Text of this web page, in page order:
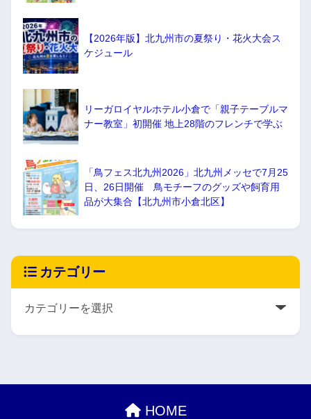
【2026年版】北九州市の夏祭り・花火大会ス
ケジュール
リーガロイヤルホテル小倉で「親子テーブルマ
ナー教室」初開催 地上28階のフレンチで学ぶ
「鳥フェス北九州2026」北九州メッセで7月25
日、26日開催 鳥モチーフのグッズや飼育用
品が大集合【北九州市小倉北区】
カテゴリー
HOME